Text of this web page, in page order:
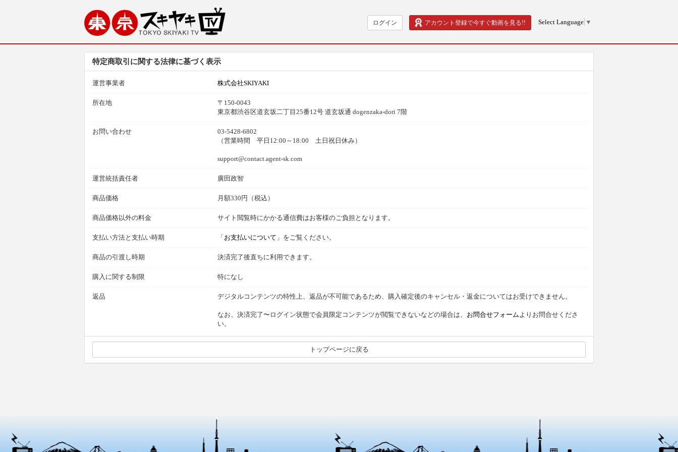
ログイン アカウント登録で今すぐ動画を見る!! Select Language ▼
特定商取引に関する法律に基づく表示
運営事業者 株式会社SKIYAKI
所在地
〒150-0043
東京都渋谷区道玄坂二丁目25番12号 道玄坂通 dogenzaka-dori 7階
お問い合わせ
03-5428-6802
（営業時間 平日12:00～18:00 土日祝日休み）
support@contact.agent-sk.com
運営統括責任者 廣田政智
商品価格 月額330円（税込）
商品価格以外の料金 サイト閲覧時にかかる通信費はお客様のご負担となります。
支払い方法と支払い時期 「 お支払いについて 」をご覧ください。
商品の引渡し時期 決済完了後直ちに利用できます。
購入に関する制限 特になし
返品 デジタルコンテンツの特性上、返品が不可能であるため、購入確定後のキャンセル・返金についてはお受けできません。
なお、決済完了〜ログイン状態で会員限定コンテンツが閲覧できないなどの場合は、 お問合せフォームよりお問合せくださ
い。
トップページに戻る